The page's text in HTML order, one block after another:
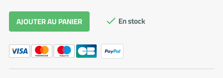
AJOUTER AU PANIER  En stock